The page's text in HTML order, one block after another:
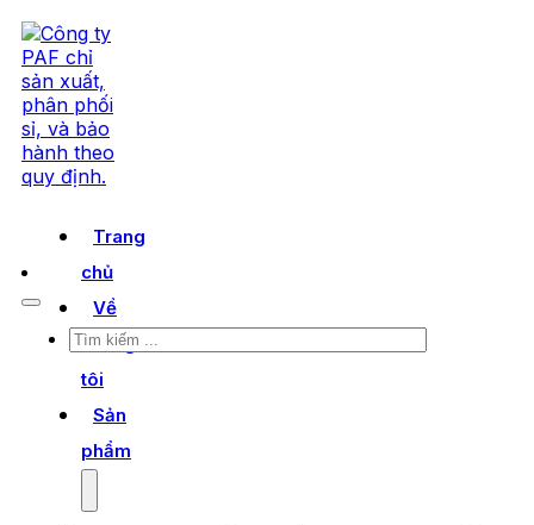
Trang
chủ
Về
chúng
tôi
Sản
phẩm
Tìm